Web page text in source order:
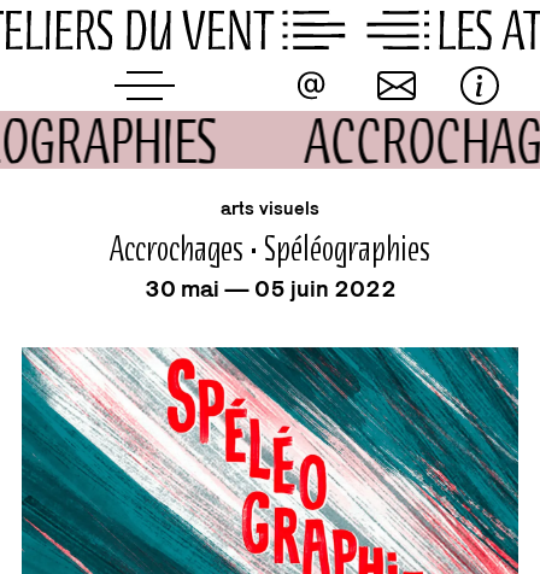
Skip
to
arts visuels
Accrochages • Spéléographies
30 mai — 05 juin 2022